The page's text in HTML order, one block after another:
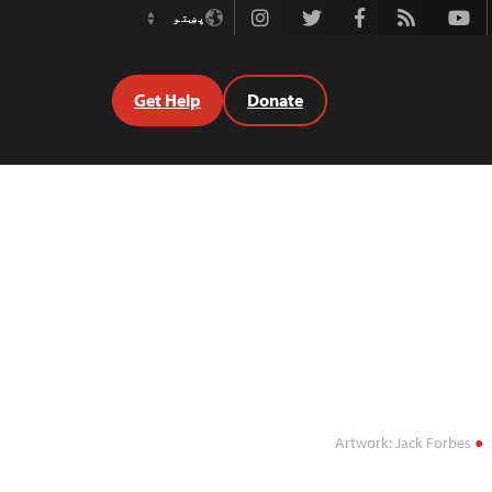
Youtube
Rss
Facebook
Twitter
Instagram
پښتو
Switch
Donate
Get Help